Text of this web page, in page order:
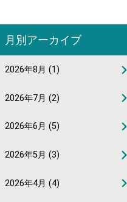
月別アーカイブ
2026年8月 (1)
2026年7月 (2)
2026年6月 (5)
2026年5月 (3)
2026年4月 (4)